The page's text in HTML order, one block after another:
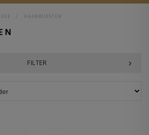
> HAARBÜRSTEN
FILTER